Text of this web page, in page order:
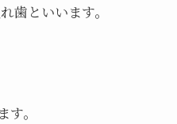
歯といいます。
。